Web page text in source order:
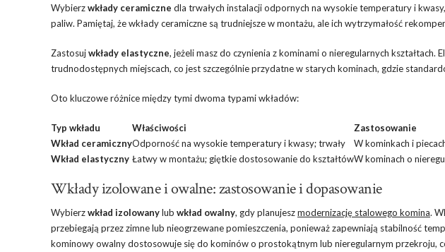
Wybierzwkłady ceramiczne dla trwałych instalacji odpornych na wysokie temperatury i
paliw. Pamiętaj, że wkłady ceramiczne są trudniejsze w montażu, ale ich wytrzymałość
Zastosujwkłady elastyczne, jeżeli masz do czynienia z kominami o nieregularnych kształtach.
trudnodostępnych miejscach, co jest szczególnie przydatne w starych kominach, gdzie
Oto kluczowe różnice między tymi dwoma typami wkładów:
Typ wkładu Właściwości
Zastosowanie
Wkład ceramicznyOdporność na wysokie temperatury i kwasy; trwały
W kominkach i
Wkład elastyczny Łatwy w montażu; giętkie dostosowanie do kształtówW kominach o
Wkłady izolowane i owalne: zastosowanie i dopasowanie
Wybierzwkład izolowanylub wkład owalny, gdy planujeszmodernizację stalowego komina.
przebiegają przez zimne lub nieogrzewane pomieszczenia, ponieważ zapewniają stabilność
kominowy owalny dostosowuje się do kominów o prostokątnym lub nieregularnym przekroju,